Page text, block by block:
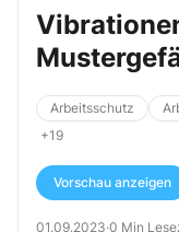
Arbeitsschutz
+19
Vorschau anzeigen
01.09.2023·0 Min